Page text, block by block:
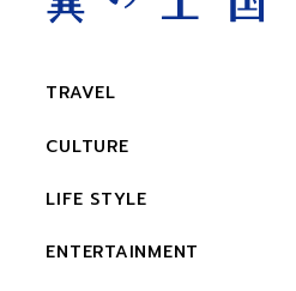
TRAVEL
CULTURE
LIFE STYLE
ENTERTAINMENT